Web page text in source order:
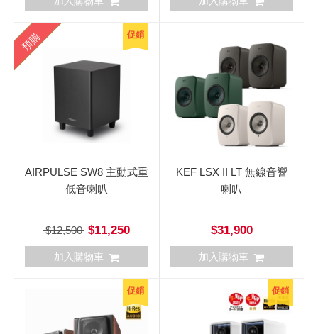
預購 促銷
AIRPULSE SW8 主動式重
低音喇叭
$12,500 $11,250
加入購物車
KEF LSX II LT 無線音響
喇叭
$31,900
加入購物車
促銷 促銷